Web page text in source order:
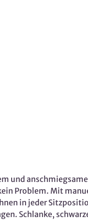
und
Problem. Mit
in jeder
Schlanke,